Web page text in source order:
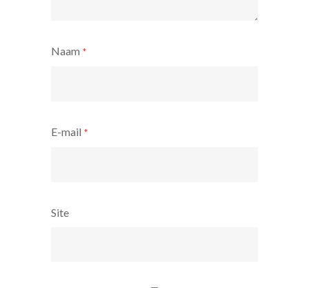
Naam *
E-mail *
Site